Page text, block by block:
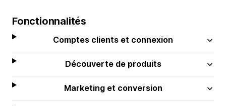
Fonctionnalités
Comptes clients et connexion
Découverte de produits
Marketing et conversion